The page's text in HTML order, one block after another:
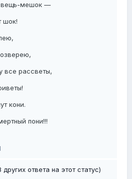
вещь-мешок —
шок!
все рассветы,
кони.
пони!!!
ответа на этот статус)